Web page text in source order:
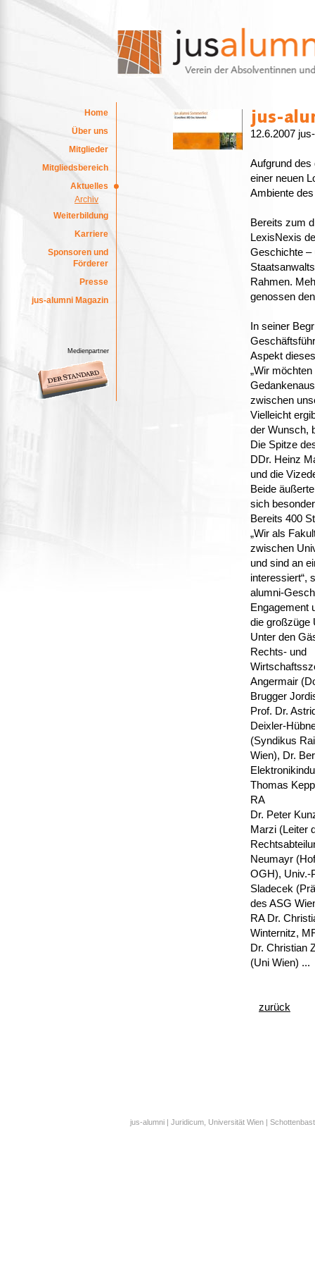
Home
Über uns
Mitglieder
Mitgliedsbereich
Aktuelles
Archiv
Weiterbildung
Karriere
Sponsoren und
Förderer
Presse
jus-alumni Magazin
Medienpartner
12.6.2007
Aufgrund des
einer neuen
Ambiente
Bereits zum
LexisNexis
Geschichte –
Rahmen.
genossen
In seiner
Aspekt
„Wir
zwischen
Vielleicht
der Wunsch,
Die Spitze
DDr. Heinz
und die
Beide
sich
Bereits 400
„Wir als
zwischen
und sind an
interessiert“,
alumni-
Engagement
die großzüge
Unter den
Rechts- und
Angermair
Brugger
Prof. Dr.
Deixler-
(Syndikus
Wien), Dr.
Thomas
RA
Dr. Peter
Marzi (Leiter
Neumayr
OGH), Univ.-
Sladecek
des ASG
RA Dr.
Winternitz,
Dr. Christian
(Uni Wien) ...
zurück
jus-alumni | Juridicum, Universität Wien |